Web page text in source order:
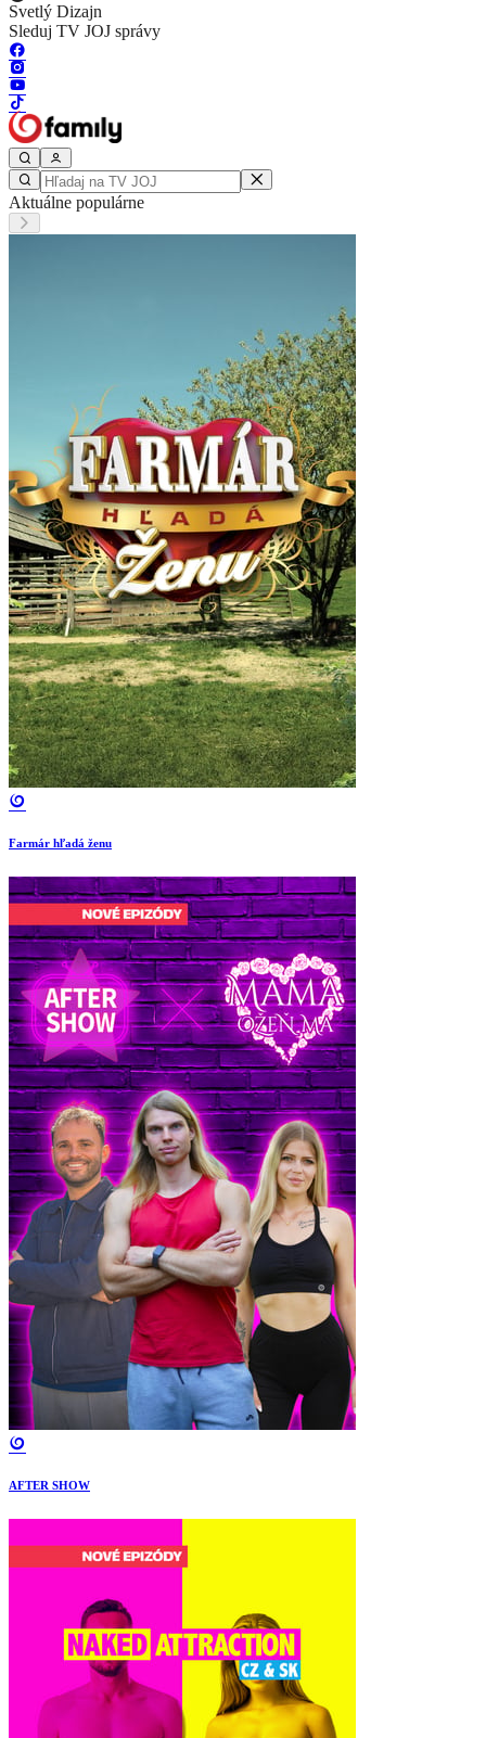
Svetlý Dizajn
Sleduj TV JOJ správy
Aktuálne populárne
Farmár hľadá ženu
AFTER SHOW